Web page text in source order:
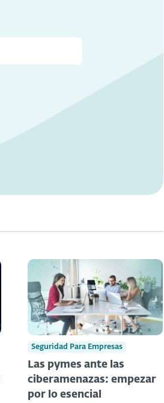
Seguridad Para Empresas
Las pymes ante las
ciberamenazas: empezar
por lo esencial